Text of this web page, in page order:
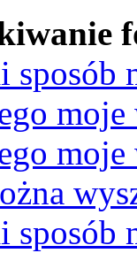
sposób
sposób